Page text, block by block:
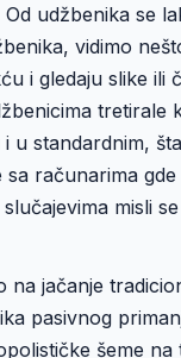
udžbenika se
vidimo
i gledaju slike ili
tretirale
standardnim,
računarima
misli
jačanje
pasivnog
šeme na